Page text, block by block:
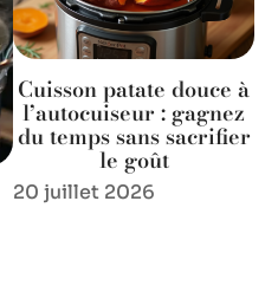
Cuisson patate douce à
l’autocuiseur : gagnez
du temps sans sacrifier
le goût
20 juillet 2026